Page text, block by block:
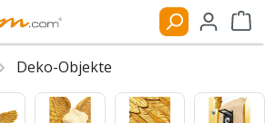
Deko-Objekte